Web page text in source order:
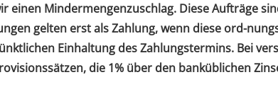
Mindermengenzuschlag. Diese Aufträge
gelten erst als Zahlung, wenn diese ord-
Einhaltung des Zahlungstermins. Bei
die 1% über den banküblichen